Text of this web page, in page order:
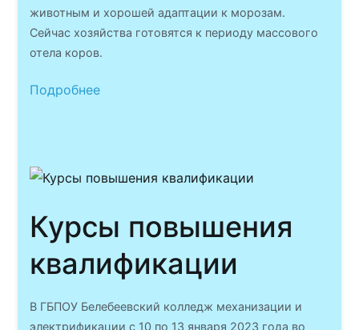
животным и хорошей адаптации к морозам.
Сейчас хозяйства готовятся к периоду массового
отела коров.
Подробнее
Курсы повышения
квалификации
В ГБПОУ Белебеевский колледж механизации и
электрификации с 10 по 13 января 2023 года во